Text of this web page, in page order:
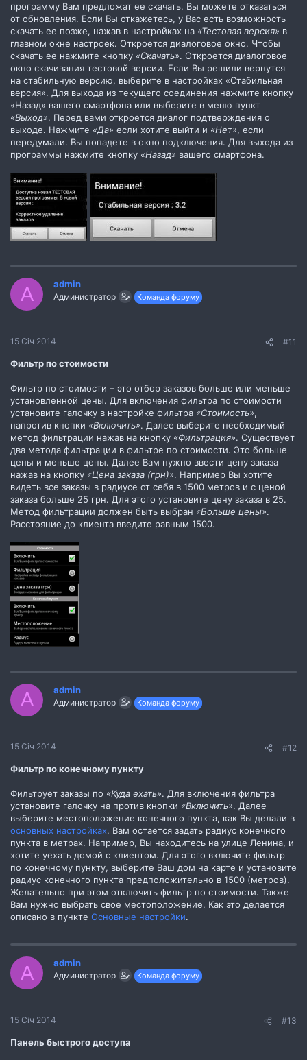
программу Вам предложат ее скачать. Вы можете отказаться
от обновления. Если Вы откажетесь, у Вас есть возможность
скачать ее позже, нажав в настройках на «Тестовая версия» в
главном окне настроек. Откроется диалоговое окно. Чтобы
скачать ее нажмите кнопку «Скачать». Откроется диалоговое
окно скачивания тестовой версии. Если Вы решили вернутся
на стабильную версию, выберите в настройках «Стабильная
версия». Для выхода из текущего соединения нажмите кнопку
«Назад» вашего смартфона или выберите в меню пункт
«Выход». Перед вами откроется диалог подтверждения о
выходе. Нажмите «Да» если хотите выйти и «Нет», если
передумали. Вы попадете в окно подключения. Для выхода из
программы нажмите кнопку «Назад» вашего смартфона.
A admin
Администратор Команда форуму
15 Січ 2014 #11
Фильтр по стоимости
Фильтр по стоимости – это отбор заказов больше или меньше
установленной цены. Для включения фильтра по стоимости
установите галочку в настройке фильтра «Стоимость»,
напротив кнопки «Включить». Далее выберите необходимый
метод фильтрации нажав на кнопку «Фильтрация». Существует
два метода фильтрации в фильтре по стоимости. Это больше
цены и меньше цены. Далее Вам нужно ввести цену заказа
нажав на кнопку «Цена заказа (грн)». Например Вы хотите
видеть все заказы в радиусе от себя в 1500 метров и с ценой
заказа больше 25 грн. Для этого установите цену заказа в 25.
Метод фильтрации должен быть выбран «Больше цены».
Расстояние до клиента введите равным 1500.
A admin
Администратор Команда форуму
15 Січ 2014 #12
Фильтр по конечному пункту
Фильтрует заказы по «Куда ехать». Для включения фильтра
установите галочку на против кнопки «Включить». Далее
выберите местоположение конечного пункта, как Вы делали в
основных настройках. Вам остается задать радиус конечного
пункта в метрах. Например, Вы находитесь на улице Ленина, и
хотите уехать домой с клиентом. Для этого включите фильтр
по конечному пункту, выберите Ваш дом на карте и установите
радиус конечного пункта предположительно в 1500 (метров).
Желательно при этом отключить фильтр по стоимости. Также
Вам нужно выбрать свое местоположение. Как это делается
описано в пункте Основные настройки.
A admin
Администратор Команда форуму
15 Січ 2014 #13
Панель быстрого доступа